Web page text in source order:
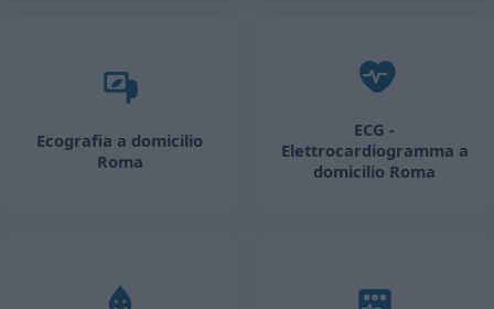
Ecografia a domicilio
Roma
ECG -
Elettrocardiogramma a
domicilio Roma